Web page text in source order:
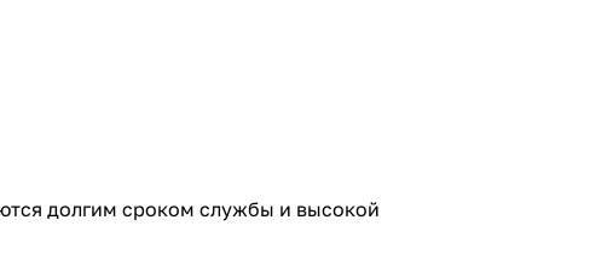
долгим сроком службы и высокой